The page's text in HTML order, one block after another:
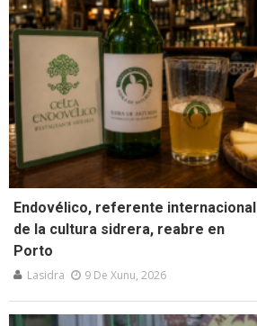
Endovélico, referente internacional
de la cultura sidrera, reabre en
Porto
Lasidra 9 De Xunu, 2026